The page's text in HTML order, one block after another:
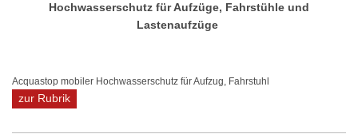
Hochwasserschutz für Aufzüge, Fahrstühle und
Lastenaufzüge
Acquastop mobiler Hochwasserschutz für Aufzug, Fahrstuhl
zur Rubrik